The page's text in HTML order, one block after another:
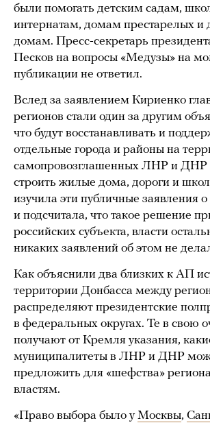
были помогать детским садам,
интернатам, домам престарелых и
домам. Пресс-секретарь
Песков на вопросы «Медузы» на
публикации не ответил.
Вслед за заявлением Кириенко
регионов стали один за другим
что будут восстанавливать и
отдельные города и районы на
самопровозглашенных ЛНР и
строить жилые дома, дороги и
изучила эти публичные заявления
и подсчитала, что такое решение
российских субъекта, власти
никаких заявлений об этом не
Как объяснили два близких к АП
территории Донбасса между
распределяют президентские
в федеральных округах. Те в свою
получают от Кремля указания,
муниципалитеты в ЛНР и ДНР
предложить для «шефства»
властям.
«Право выбора было уМосквы,